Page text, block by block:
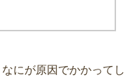
にが原因でかかってし